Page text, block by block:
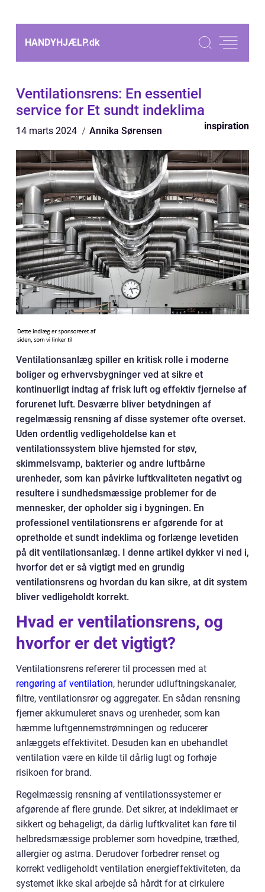
HANDYHJÆLP.dk
Ventilationsrens: En essentiel
service for Et sundt indeklima
14 marts 2024 Annika Sørensen inspiration
Ventilationsanlæg spiller en kritisk rolle i moderne
boliger og erhvervsbygninger ved at sikre et
kontinuerligt indtag af frisk luft og effektiv fjernelse af
forurenet luft. Desværre bliver betydningen af
regelmæssig rensning af disse systemer ofte overset.
Uden ordentlig vedligeholdelse kan et
ventilationssystem blive hjemsted for støv,
skimmelsvamp, bakterier og andre luftbårne
urenheder, som kan påvirke luftkvaliteten negativt og
resultere i sundhedsmæssige problemer for de
mennesker, der opholder sig i bygningen. En
professionel ventilationsrens er afgørende for at
opretholde et sundt indeklima og forlænge levetiden
på dit ventilationsanlæg. I denne artikel dykker vi ned i,
hvorfor det er så vigtigt med en grundig
ventilationsrens og hvordan du kan sikre, at dit system
bliver vedligeholdt korrekt.
Hvad er ventilationsrens, og
hvorfor er det vigtigt?
Ventilationsrens refererer til processen med at
rengøring af ventilation, herunder udluftningskanaler,
filtre, ventilationsrør og aggregater. En sådan rensning
fjerner akkumuleret snavs og urenheder, som kan
hæmme luftgennemstrømningen og reducerer
anlæggets effektivitet. Desuden kan en ubehandlet
ventilation være en kilde til dårlig lugt og forhøje
risikoen for brand.
Regelmæssig rensning af ventilationssystemer er
afgørende af flere grunde. Det sikrer, at indeklimaet er
sikkert og behageligt, da dårlig luftkvalitet kan føre til
helbredsmæssige problemer som hovedpine, træthed,
allergier og astma. Derudover forbedrer renset og
korrekt vedligeholdt ventilation energieffektiviteten, da
systemet ikke skal arbejde så hårdt for at cirkulere